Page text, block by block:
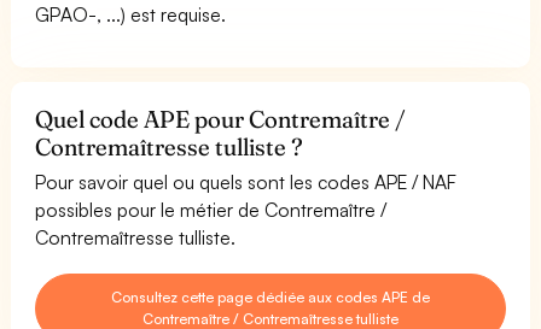
GPAO-, ...) est requise.
Quel code APE pour Contremaître /
Contremaîtresse tulliste ?
Pour savoir quel ou quels sont les codes APE / NAF
possibles pour le métier de Contremaître /
Contremaîtresse tulliste.
Consultez cette page dédiée aux codes APE de
Contremaître / Contremaîtresse tulliste